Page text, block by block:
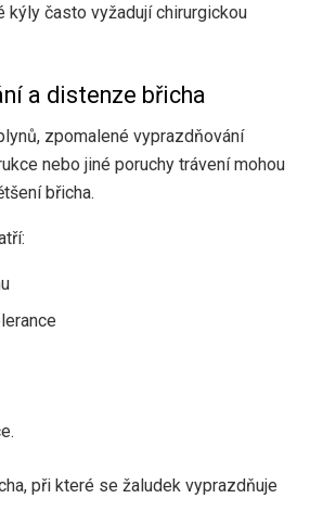
kýly často vyžadují chirurgickou
a distenze břicha
zpomalené vyprazdňování
nebo jiné poruchy trávení mohou
břicha.
při které se žaludek vyprazdňuje